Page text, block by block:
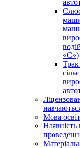
«С»)
Мова
Наявність